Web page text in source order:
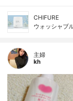
CHIFURE
ウォッシャブ
主婦
kh